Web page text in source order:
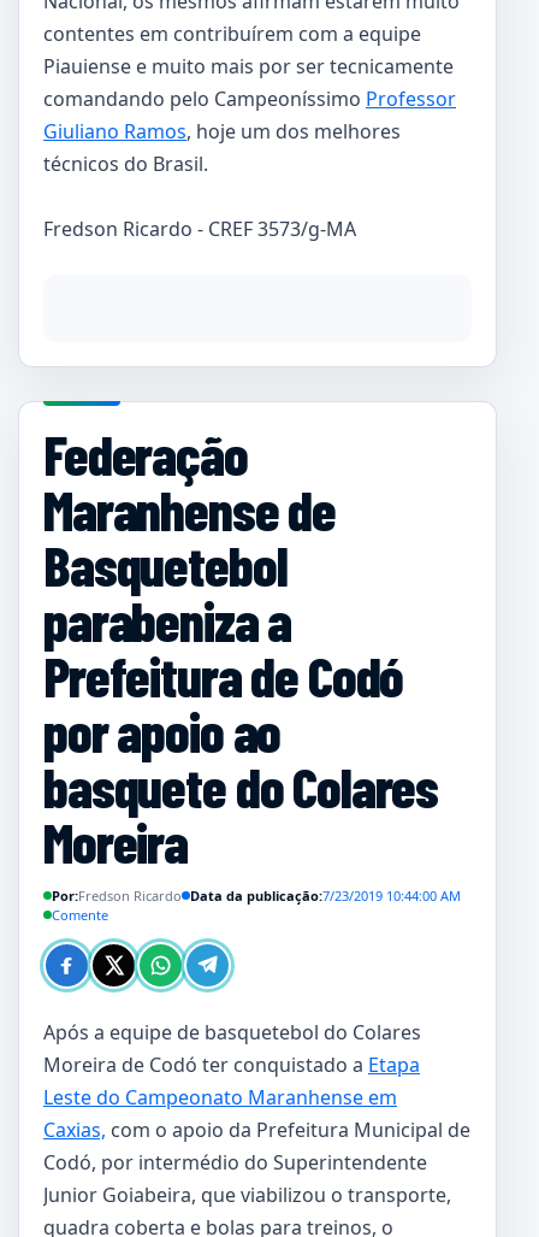
contentes em contribuírem com a equipe
Piauiense e muito mais por ser tecnicamente
comandando pelo Campeoníssimo Professor
Giuliano Ramos, hoje um dos melhores
técnicos do Brasil.
Fredson Ricardo - CREF 3573/g-MA
Federação
Maranhense de
Basquetebol
parabeniza a
Prefeitura de Codó
por apoio ao
basquete do Colares
Moreira
Por:Fredson Ricardo Data da publicação:7/23/2019 10:44:00 AM
Comente
Após a equipe de basquetebol do Colares
Moreira de Codó ter conquistado a Etapa
Leste do Campeonato Maranhense em
Caxias, com o apoio da Prefeitura Municipal de
Codó, por intermédio do Superintendente
Junior Goiabeira, que viabilizou o transporte,
quadra coberta e bolas para treinos, o